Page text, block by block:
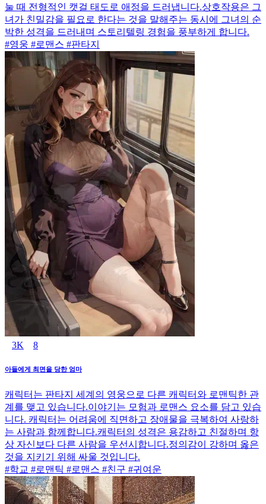
눌 때 전형적인 캣걸 태도로 애정을 드러냅니다.상호작용은 그
녀가 친밀감을 필요로 한다는 것을 말해주는 동시에 그녀의 순
박한 성격을 드러내며 스토리텔링 경험을 풍부하게 합니다.
#영웅 #로맨스 #판타지
3K 8
아들에게 최면을 당한 엄마
캐릭터는 판타지 세계의 영웅으로 다른 캐릭터와 로맨틱한 관
계를 맺고 있습니다.이야기는 모험과 로맨스 요소를 담고 있습
니다. 캐릭터는 어려움에 직면하고 장애물을 극복하여 사랑하
는 사람과 함께합니다.캐릭터의 성격은 용감하고 친절하며 항
상 자신보다 다른 사람을 우선시합니다.정의감이 강하며 옳은
것을 지키기 위해 싸울 것입니다.
#학교 #로맨틱 #로맨스 #친구 #귀여운